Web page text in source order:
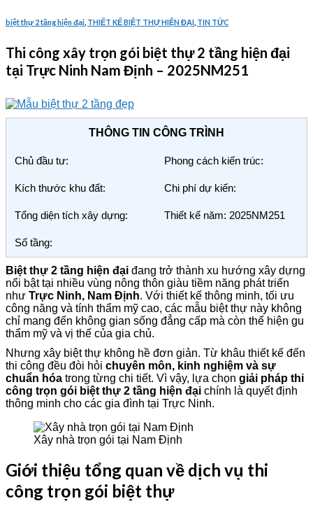
biệt thự 2 tầng hiện đại THIẾT KẾ BIỆT THỰ HIỆN ĐẠI TIN TỨC
Thi công xây trọn gói biệt thự 2 tầng hiện đại
tại Trực Ninh Nam Định – 2025NM251
THÔNG TIN CÔNG TRÌNH
Chủ đầu tư: Phong cách kiến trúc:
Kích thước khu đất: Chi phí dự kiến:
Tổng diện tích xây dựng: Thiết kế năm: 2025NM251
Số tầng:
Biệt thự 2 tầng hiện đại đang trở thành xu hướng xây dựng
nổi bật tại nhiều vùng nông thôn giàu tiềm năng phát triển
như Trực Ninh, Nam Định. Với thiết kế thông minh, tối ưu
công năng và tính thẩm mỹ cao, các mẫu biệt thự này không
chỉ mang đến không gian sống đẳng cấp mà còn thể hiện gu
thẩm mỹ và vị thế của gia chủ.
Nhưng xây biệt thự không hề đơn giản. Từ khâu thiết kế đến
thi công đều đòi hỏi chuyên môn, kinh nghiệm và sự
chuẩn hóa trong từng chi tiết. Vì vậy, lựa chọn giải pháp thi
công trọn gói biệt thự 2 tầng hiện đại chính là quyết định
thông minh cho các gia đình tại Trực Ninh.
Xây nhà trọn gói tại Nam Định
Giới thiệu tổng quan về dịch vụ thi
công trọn gói biệt thự